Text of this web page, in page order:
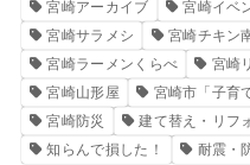
宮崎アーカイブ
宮崎イベ
宮崎サラメシ
宮崎チキン
宮崎ラーメンくらべ
宮崎
宮崎山形屋
宮崎市「子育
宮崎防災
建て替え・リフ
知らんで損した！
耐震・